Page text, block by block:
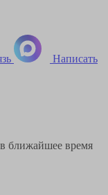
Написать
ближайшее время